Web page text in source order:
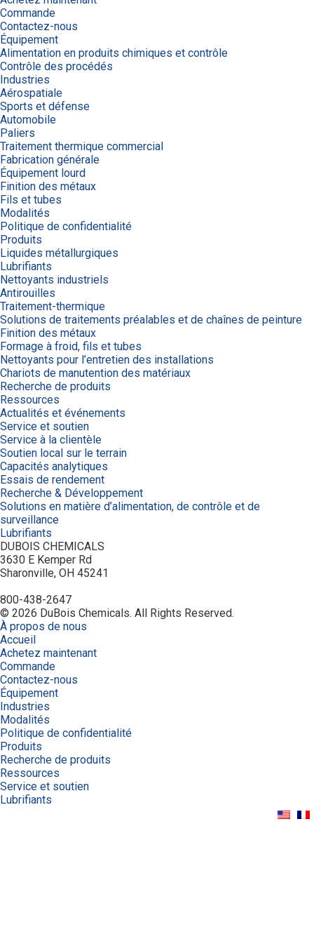
Commande
Contactez-nous
Équipement
Alimentation en produits chimiques et contrôle
Contrôle des procédés
Industries
Aérospatiale
Sports et défense
Automobile
Paliers
Traitement thermique commercial
Fabrication générale
Équipement lourd
Finition des métaux
Fils et tubes
Modalités
Politique de confidentialité
Produits
Liquides métallurgiques
Lubrifiants
Nettoyants industriels
Antirouilles
Traitement-thermique
Solutions de traitements préalables et de chaînes de peinture
Finition des métaux
Formage à froid, fils et tubes
Nettoyants pour l’entretien des installations
Chariots de manutention des matériaux
Recherche de produits
Ressources
Actualités et événements
Service et soutien
Service à la clientèle
Soutien local sur le terrain
Capacités analytiques
Essais de rendement
Recherche & Développement
Solutions en matière d’alimentation, de contrôle et de
surveillance
Lubrifiants
DUBOIS CHEMICALS
3630 E Kemper Rd
Sharonville, OH 45241
800-438-2647
© 2026 DuBois Chemicals. All Rights Reserved.
À propos de nous
Accueil
Achetez maintenant
Commande
Contactez-nous
Équipement
Industries
Modalités
Politique de confidentialité
Produits
Recherche de produits
Ressources
Service et soutien
Lubrifiants